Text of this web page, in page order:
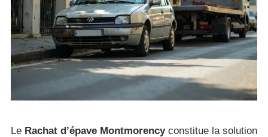
Le Rachat d’épave Montmorencyconstitue la solution